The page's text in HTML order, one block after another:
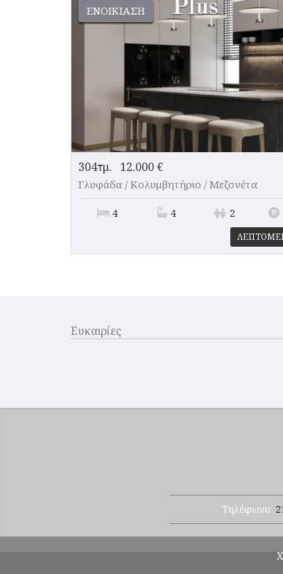
ΕΝΟΙΚΊΑΣΗ
304τμ. 12.000 €
Γλυφάδα / Κολυμβητήριο / Μεζονέτα
4 4 2
Ευκαιρίες
Τηλέφωνο: